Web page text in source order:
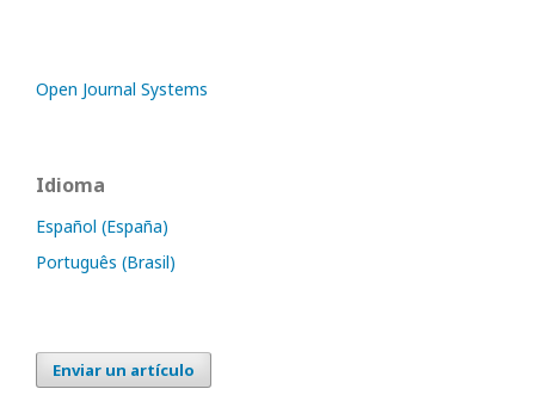
Open Journal Systems
Idioma
Español (España)
Português (Brasil)
Enviar un artículo